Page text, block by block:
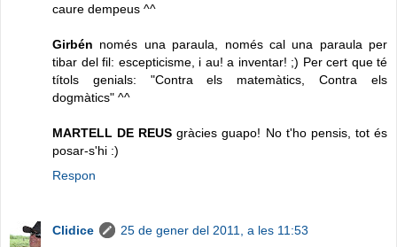
caure dempeus ^^
Girbén només una paraula, només cal una paraula per
tibar del fil: escepticisme, i au! a inventar! ;) Per cert que té
títols genials: "Contra els matemàtics, Contra els
dogmàtics" ^^
MARTELL DE REUS gràcies guapo! No t'ho pensis, tot és
posar-s'hi :)
Respon
Clidice
25 de gener del 2011, a les 11:53